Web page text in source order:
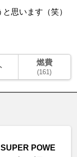
思います（笑）
燃費
(161)
POWE